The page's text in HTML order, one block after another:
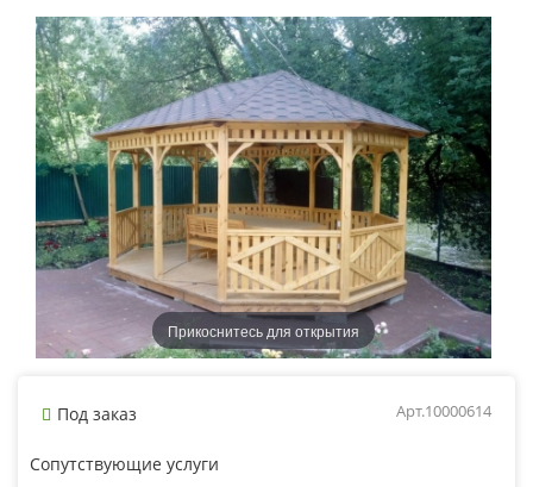
Прикоснитесь для открытия
Под заказ Арт.10000614
Сопутствующие услуги